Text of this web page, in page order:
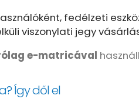
fedélzeti
viszonylati jegy
e-matricával
Így dől el